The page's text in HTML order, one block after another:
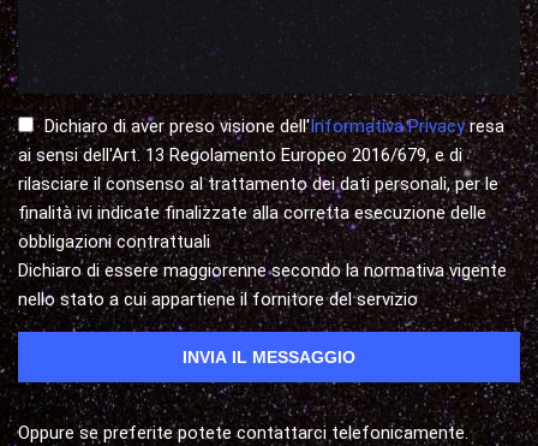
Dichiaro di aver preso visione dell'Informativa Privacyresa
ai sensi dell'Art. 13 Regolamento Europeo 2016/679, e di
rilasciare il consenso al trattamento dei dati personali, per le
finalità ivi indicate finalizzate alla corretta esecuzione delle
obbligazioni contrattuali
Dichiaro di essere maggiorenne secondo la normativa vigente
nello stato a cui appartiene il fornitore del servizio
Oppure se preferite potete contattarci telefonicamente.